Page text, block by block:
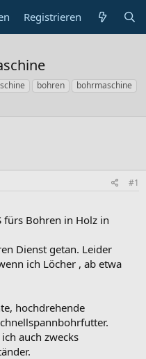
Registrieren
bohren
bohrmaschine
#1
fürs Bohren in Holz in
Dienst getan. Leider
ich Löcher , ab etwa
hochdrehende
auch zwecks